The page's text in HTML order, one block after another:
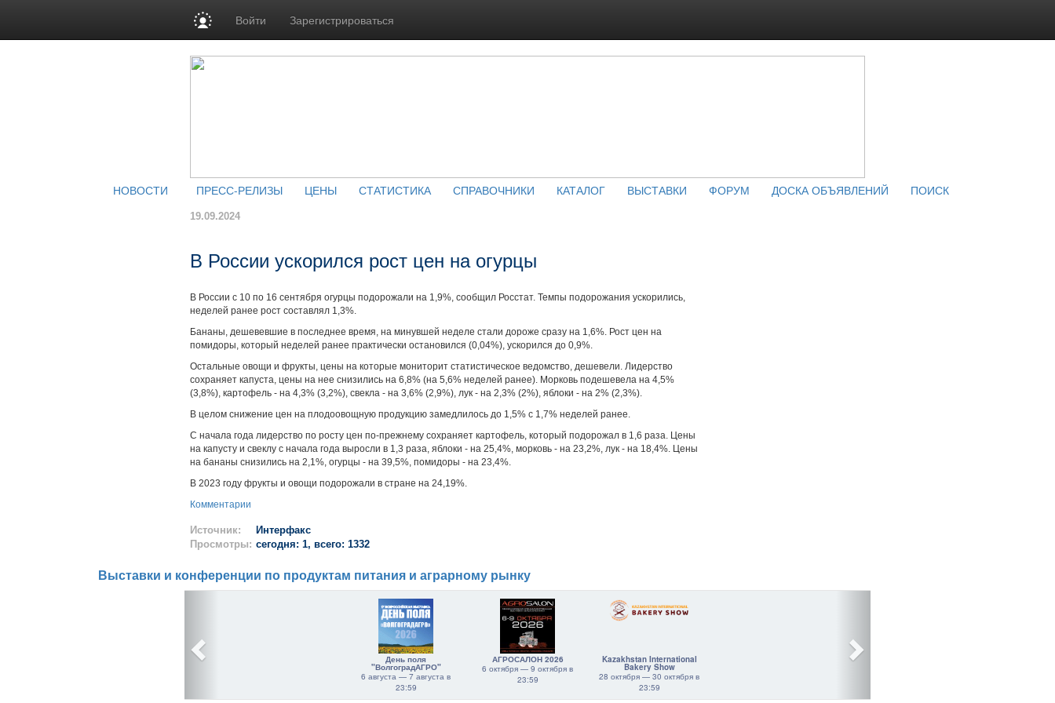
Войти Зарегистрироваться
НОВОСТИ ПРЕСС-РЕЛИЗЫ ЦЕНЫ СТАТИСТИКА СПРАВОЧНИКИ КАТАЛОГ ВЫСТАВКИ ФОРУМ ДОСКА ОБЪЯВЛЕНИЙ ПОИСК
19.09.2024
В России ускорился рост цен на огурцы
В России с 10 по 16 сентября огурцы подорожали на 1,9%, сообщил Росстат. Темпы подорожания ускорились,
неделей ранее рост составлял 1,3%.
Бананы, дешевевшие в последнее время, на минувшей неделе стали дороже сразу на 1,6%. Рост цен на
помидоры, который неделей ранее практически остановился (0,04%), ускорился до 0,9%.
Остальные овощи и фрукты, цены на которые мониторит статистическое ведомство, дешевели. Лидерство
сохраняет капуста, цены на нее снизились на 6,8% (на 5,6% неделей ранее). Морковь подешевела на 4,5%
(3,8%), картофель - на 4,3% (3,2%), свекла - на 3,6% (2,9%), лук - на 2,3% (2%), яблоки - на 2% (2,3%).
В целом снижение цен на плодоовощную продукцию замедлилось до 1,5% с 1,7% неделей ранее.
С начала года лидерство по росту цен по-прежнему сохраняет картофель, который подорожал в 1,6 раза. Цены
на капусту и свеклу с начала года выросли в 1,3 раза, яблоки - на 25,4%, морковь - на 23,2%, лук - на 18,4%. Цены
на бананы снизились на 2,1%, огурцы - на 39,5%, помидоры - на 23,4%.
В 2023 году фрукты и овощи подорожали в стране на 24,19%.
Комментарии
Источник:
Интерфакс
Просмотры: сегодня: 1, всего: 1332
Выставки и конференции по продуктам питания и аграрному рынку
День поля
"ВолгоградАГРО"
6 августа — 7 августа в
23:59
АГРОСАЛОН 2026
6 октября — 9 октября в
23:59
Kazakhstan International
Bakery Show
28 октября — 30 октября в
23:59